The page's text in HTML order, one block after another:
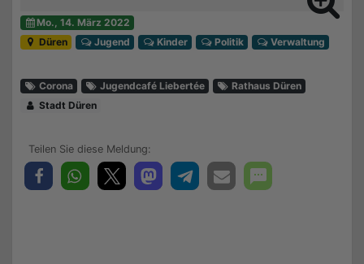
Mo., 14. März 2022
Düren
Jugend Kinder Politik Verwaltung
Corona Jugendcafé Liebertée
Rathaus Düren
Stadt Düren